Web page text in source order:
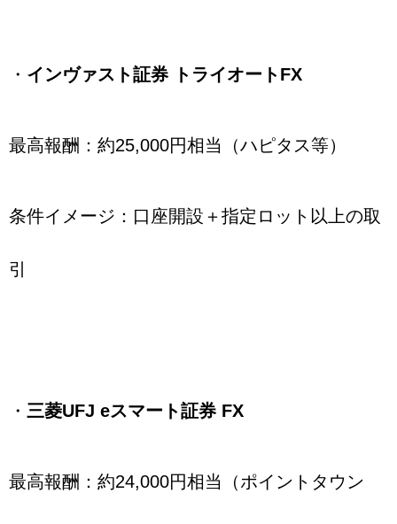
・ インヴァスト証券 トライオートFX
最高報酬：約25,000円相当（ハピタス等）
条件イメージ：口座開設＋指定ロット以上の取
引
・ 三菱UFJ eスマート証券 FX
最高報酬：約24,000円相当（ポイントタウン